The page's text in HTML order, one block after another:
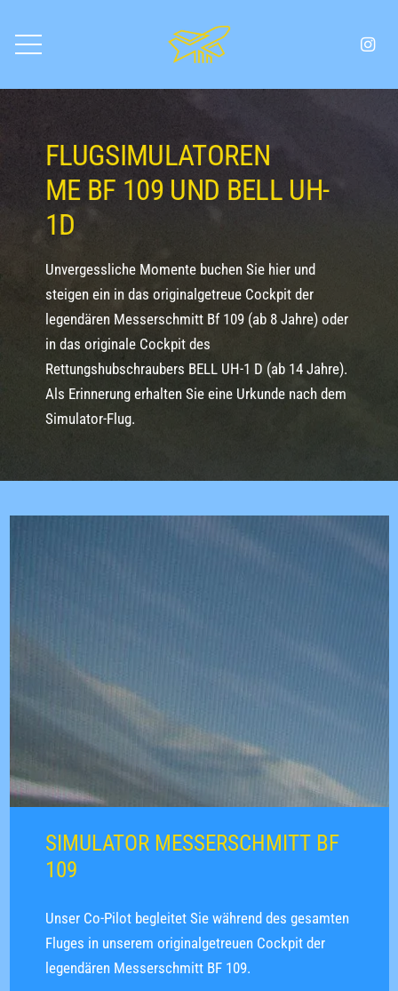
FLUGSIMULATOREN
ME BF 109 UND BELL UH-
1D
Unvergessliche Momente buchen Sie hier und
steigen ein in das originalgetreue Cockpit der
legendären Messerschmitt Bf 109 (ab 8 Jahre) oder
in das originale Cockpit des
Rettungshubschraubers BELL UH-1 D (ab 14 Jahre).
Als Erinnerung erhalten Sie eine Urkunde nach dem
Simulator-Flug.
SIMULATOR MESSERSCHMITT BF
109
Unser Co-Pilot begleitet Sie während des gesamten
Fluges in unserem originalgetreuen Cockpit der
legendären Messerschmitt BF 109.